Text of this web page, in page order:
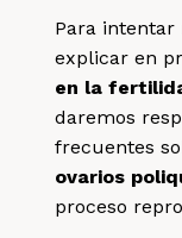
Para intentar
explicar en
en la
daremos
frecuentes
ovarios
proceso